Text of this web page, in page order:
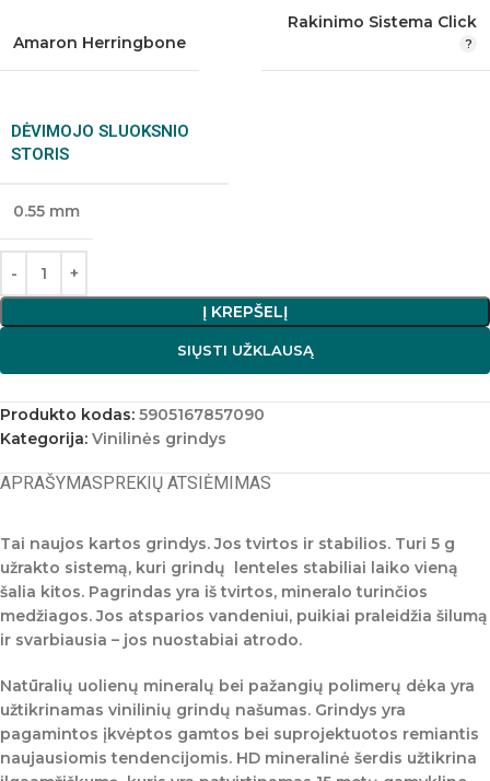
Amaron Herringbone
Rakinimo Sistema Click
DĖVIMOJO SLUOKSNIO
STORIS
0.55 mm
Į KREPŠELĮ
SIŲSTI UŽKLAUSĄ
Produkto kodas: 5905167857090
Kategorija: Vinilinės grindys
APRAŠYMASPREKIŲ ATSIĖMIMAS
Tai naujos kartos grindys. Jos tvirtos ir stabilios. Turi 5 g
užrakto sistemą, kuri grindų lenteles stabiliai laiko vieną
šalia kitos. Pagrindas yra iš tvirtos, mineralo turinčios
medžiagos. Jos atsparios vandeniui, puikiai praleidžia šilumą
ir svarbiausia – jos nuostabiai atrodo.
Natūralių uolienų mineralų bei pažangių polimerų dėka yra
užtikrinamas vinilinių grindų našumas. Grindys yra
pagamintos įkvėptos gamtos bei suprojektuotos remiantis
naujausiomis tendencijomis. HD mineralinė šerdis užtikrina